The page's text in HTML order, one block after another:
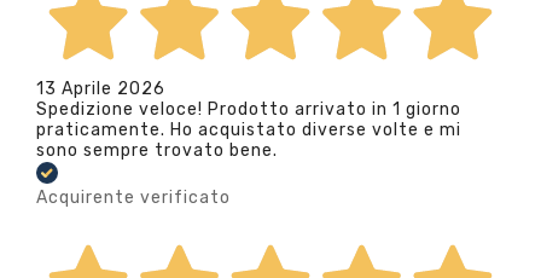
13 Aprile 2026
Spedizione veloce! Prodotto arrivato in 1 giorno
praticamente. Ho acquistato diverse volte e mi
sono sempre trovato bene.
Acquirente verificato